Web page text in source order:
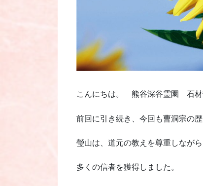
こんにちは。 熊谷深谷霊園 石材
前回に引き続き、今回も曹洞宗の
瑩山は、道元の教えを尊重しなが
多くの信者を獲得しました。